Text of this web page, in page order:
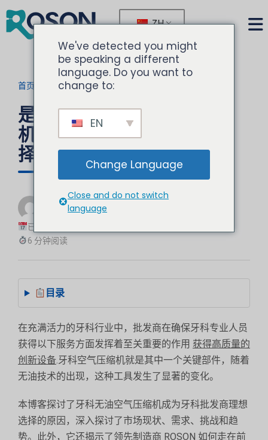
ZH
首页 博客>当前文章
是什么让牙科无油空气压缩
机成为牙科批发商的理想选
择？
诺胜
牙科设备专家
已更新：2025-08-26
6 分钟阅读
目录
在充满活力的牙科行业中，批发商在确保牙科专业人员
获得以下服务方面发挥着至关重要的作用 获得高质量的
创新设备.牙科空气压缩机就是其中一个关键部件，随着
无油技术的出现，这种工具发生了显著的变化。
本博客探讨了牙科无油空气压缩机成为牙科批发商理想
选择的原因，深入探讨了市场现状、需求、挑战和趋
势。此外，它还揭示了领先制造商 ROSON 如何走在前
We've detected you might
be speaking a different
language. Do you want to
change to:
EN
Change Language
Close and do not switch
language